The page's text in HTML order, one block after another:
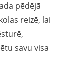
pēdējā
reizē, lai
savu visa